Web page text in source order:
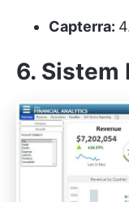
Capterra:
6. Sistem